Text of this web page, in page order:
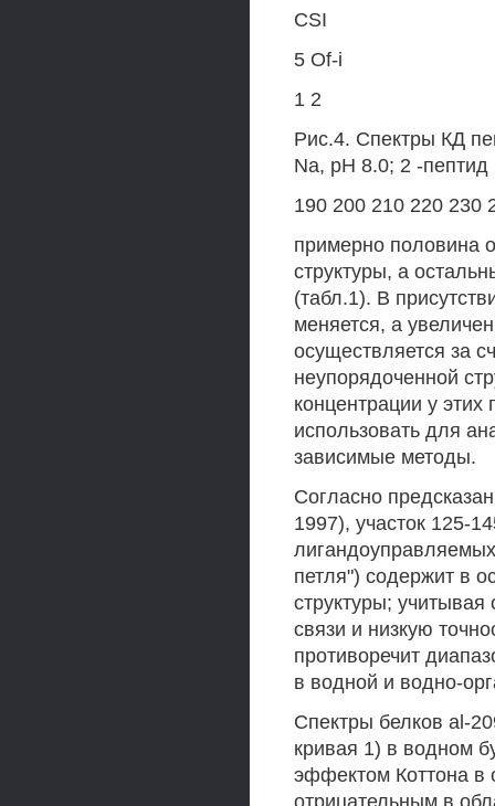
CSI
5 Of-i
1 2
Рис.4. Спектры КД
Na, рН 8.0; 2 -
190 200 210 220
примерно половина
структуры, а
(табл.1). В
меняется, а
осуществляется за
неупорядоченной
концентрации у
использовать для
зависимые методы.
Согласно
1997), участок 125-
петля") содержит в
структуры;
связи и низкую
противоречит
в водной и водно-
Спектры белков al-
кривая 1) в водном
эффектом Коттона в
отрицательным в